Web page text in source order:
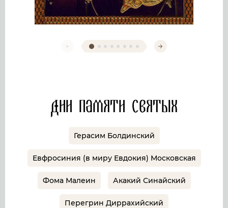
Дни памяти святых
Герасим Болдинский
Евфросиния (в миру Евдокия) Московская
Фома Малеин Акакий Синайский
Перегрин Диррахийский